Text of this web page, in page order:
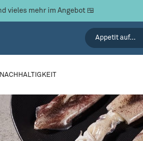
vieles mehr im Angebot 🍱
NACHHALTIGKEIT